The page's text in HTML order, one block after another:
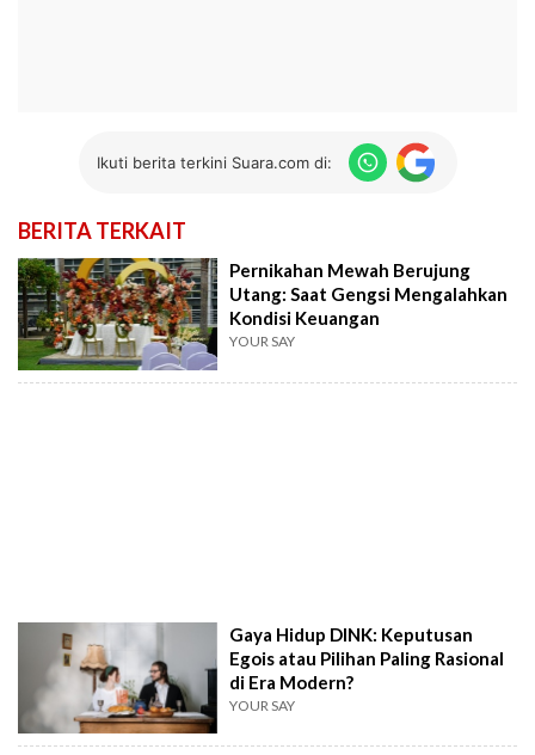
Ikuti berita terkini Suara.com di:
BERITA TERKAIT
Pernikahan Mewah Berujung
Utang: Saat Gengsi Mengalahkan
Kondisi Keuangan
YOUR SAY
Gaya Hidup DINK: Keputusan
Egois atau Pilihan Paling Rasional
di Era Modern?
YOUR SAY